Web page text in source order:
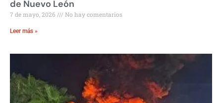
de Nuevo León
7 de mayo, 2026 No hay comentarios
Leer más »